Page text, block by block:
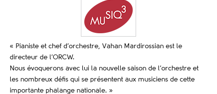
« Pianiste et chef d’orchestre, Vahan Mardirossian est le
directeur de l’ORCW.
Nous évoquerons avec lui la nouvelle saison de l’orchestre et
les nombreux défis qui se présentent aux musiciens de cette
importante phalange nationale. »